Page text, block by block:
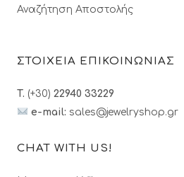
Αναζήτηση Αποστολής
ΣΤΟΙΧΕΙΑ ΕΠΙΚΟΙΝΩΝΙΑΣ
T. (+30) 22940 33229
e-mail: sales@jewelryshop.gr
CHAT WITH US!